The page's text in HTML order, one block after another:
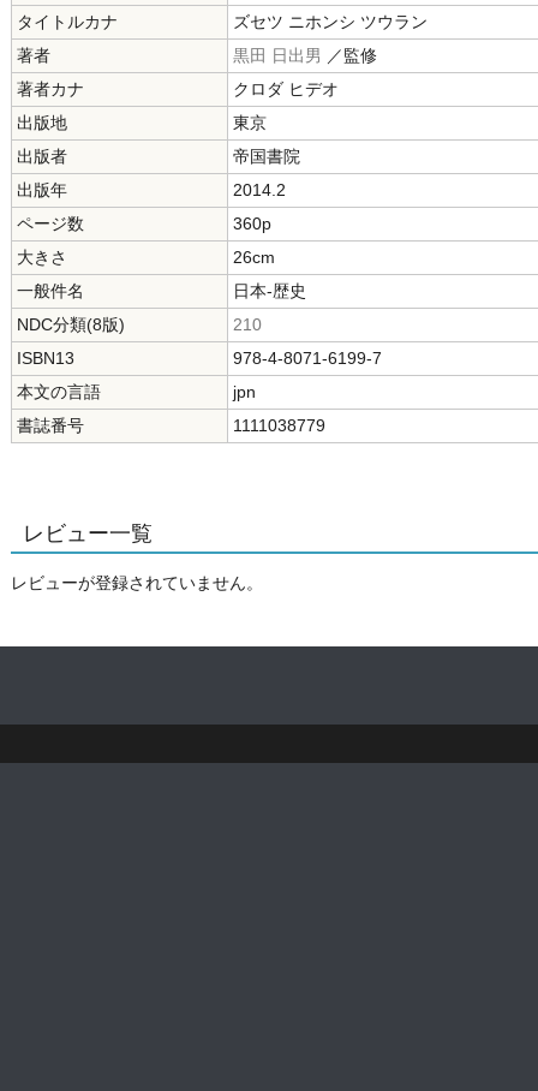
タイトルカナ
ズセツ ニホンシ ツウラン
著者
黒田 日出男 ／監修
著者カナ
クロダ ヒデオ
出版地
東京
出版者
帝国書院
出版年
2014.2
ページ数
360p
大きさ
26cm
一般件名
日本-歴史
NDC分類(8版)
210
ISBN13
978-4-8071-6199-7
本文の言語
jpn
書誌番号
1111038779
レビュー一覧
レビューが登録されていません。